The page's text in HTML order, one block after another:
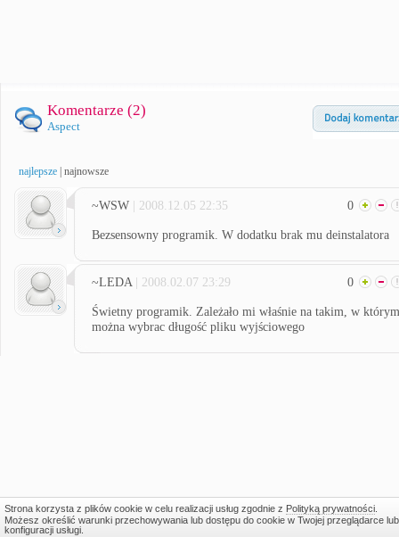
Komentarze (2)
Aspect
najlepsze najnowsze
~WSW | 2008.12.05 22:35 0
Bezsensowny programik. W dodatku brak mu deinstalatora
~LEDA | 2008.02.07 23:29 0
Świetny programik. Zależało mi właśnie na takim, w którym
można wybrac długość pliku wyjściowego
Strona korzysta z plików cookie w celu realizacji usług zgodnie z Polityką prywatności.
Możesz określić warunki przechowywania lub dostępu do cookie w Twojej przeglądarce lub
konfiguracji usługi.